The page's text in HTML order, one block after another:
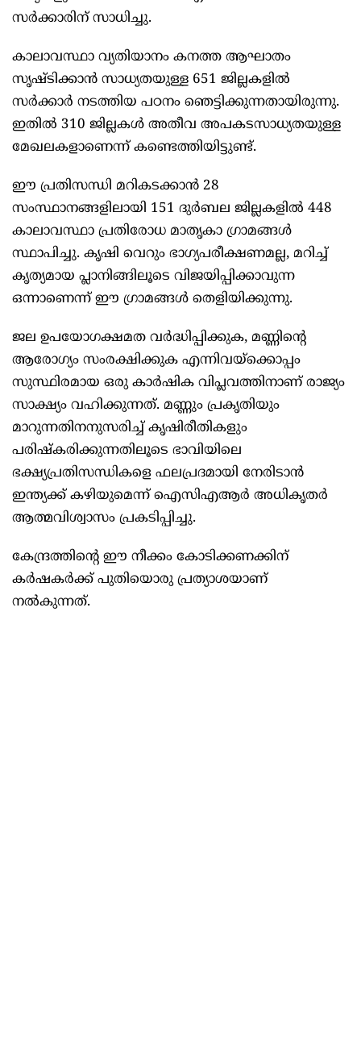
സര്‍ക്കാരിന് സാധിച്ചു.
കാലാവസ്ഥാ വ്യതിയാനം കനത്ത ആഘാതം
സൃഷ്ടിക്കാന്‍ സാധ്യതയുള്ള 651 ജില്ലകളില്‍
സര്‍ക്കാര്‍ നടത്തിയ പഠനം ഞെട്ടിക്കുന്നതായിരുന്നു.
ഇതില്‍ 310 ജില്ലകള്‍ അതീവ അപകടസാധ്യതയുള്ള
മേഖലകളാണെന്ന് കണ്ടെത്തിയിട്ടുണ്ട്.
ഈ പ്രതിസന്ധി മറികടക്കാന്‍ 28
സംസ്ഥാനങ്ങളിലായി 151 ദുര്‍ബല ജില്ലകളില്‍ 448
കാലാവസ്ഥാ പ്രതിരോധ മാതൃകാ ഗ്രാമങ്ങള്‍
സ്ഥാപിച്ചു. കൃഷി വെറും ഭാഗ്യപരീക്ഷണമല്ല, മറിച്ച്
കൃത്യമായ പ്ലാനിങ്ങിലൂടെ വിജയിപ്പിക്കാവുന്ന
ഒന്നാണെന്ന് ഈ ഗ്രാമങ്ങള്‍ തെളിയിക്കുന്നു.
ജല ഉപയോഗക്ഷമത വര്‍ദ്ധിപ്പിക്കുക, മണ്ണിന്റെ
ആരോഗ്യം സംരക്ഷിക്കുക എന്നിവയ്‌ക്കൊപ്പം
സുസ്ഥിരമായ ഒരു കാര്‍ഷിക വിപ്ലവത്തിനാണ് രാജ്യം
സാക്ഷ്യം വഹിക്കുന്നത്. മണ്ണും പ്രകൃതിയും
മാറുന്നതിനനുസരിച്ച് കൃഷിരീതികളും
പരിഷ്‌കരിക്കുന്നതിലൂടെ ഭാവിയിലെ
ഭക്ഷ്യപ്രതിസന്ധികളെ ഫലപ്രദമായി നേരിടാന്‍
ഇന്ത്യക്ക് കഴിയുമെന്ന് ഐസിഎആര്‍ അധികൃതര്‍
ആത്മവിശ്വാസം പ്രകടിപ്പിച്ചു.
കേന്ദ്രത്തിന്റെ ഈ നീക്കം കോടിക്കണക്കിന്
കര്‍ഷകര്‍ക്ക് പുതിയൊരു പ്രത്യാശയാണ്
നല്‍കുന്നത്.